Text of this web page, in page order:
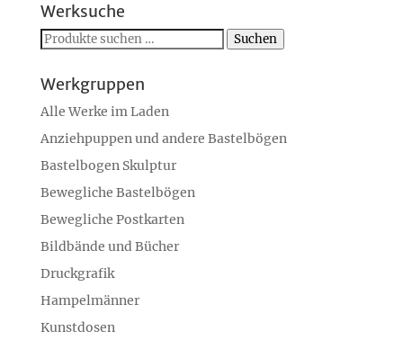
Werksuche
Suchen
Suchen
Werkgruppen
Alle Werke im Laden
Anziehpuppen und andere Bastelbögen
Bastelbogen Skulptur
Bewegliche Bastelbögen
Bewegliche Postkarten
Bildbände und Bücher
Druckgrafik
Hampelmänner
Kunstdosen